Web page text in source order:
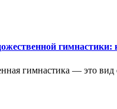
гимнастики:
гимнастика — это вид